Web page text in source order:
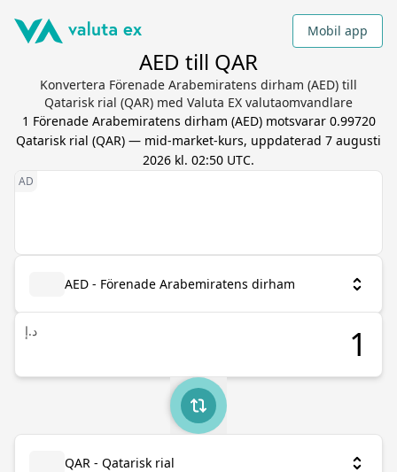
Mobil app
AED till QAR
Konvertera Förenade Arabemiratens dirham (AED) till
Qatarisk rial (QAR) med Valuta EX valutaomvandlare
1 Förenade Arabemiratens dirham (AED) motsvarar 0.99720
Qatarisk rial (QAR) — mid-market-kurs, uppdaterad 7 augusti
2026 kl. 02:50 UTC.
AED - Förenade Arabemiratens dirham
د.إ
QAR - Qatarisk rial